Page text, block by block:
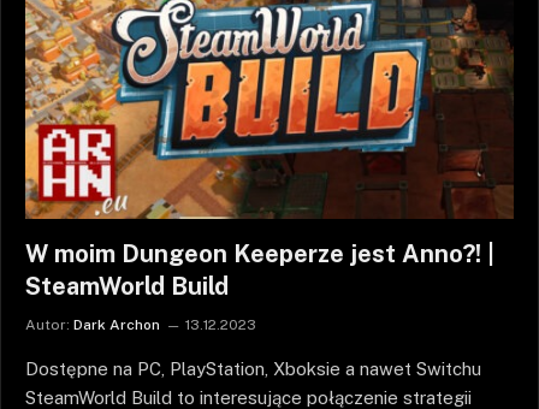
W moim Dungeon Keeperze jest Anno?! |
SteamWorld Build
Autor: Dark Archon 13.12.2023
Dostępne na PC, PlayStation, Xboksie a nawet Switchu
SteamWorld Build to interesujące połączenie strategii